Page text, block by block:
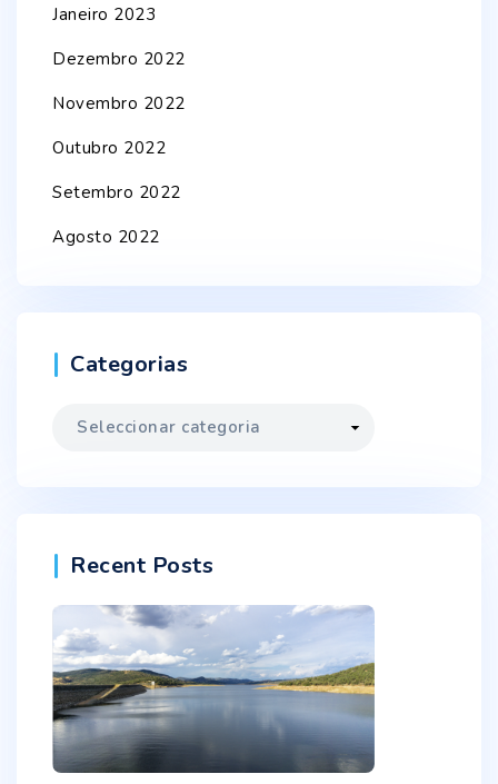
Janeiro 2023
Dezembro 2022
Novembro 2022
Outubro 2022
Setembro 2022
Agosto 2022
Categorias
Categorias
Recent Posts